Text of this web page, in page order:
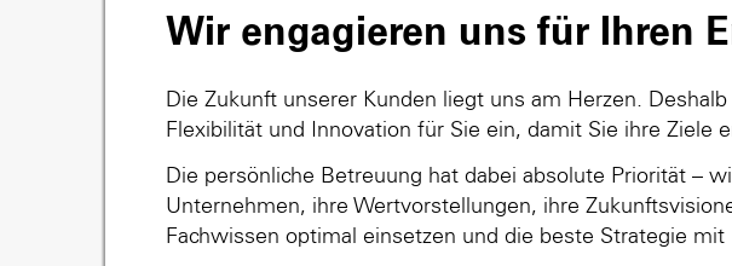
Wir engagieren uns für Ihren
Die Zukunft unserer Kunden liegt uns am Herzen.
Flexibilität und Innovation für Sie ein, damit Sie ihre Ziele
Die persönliche Betreuung hat dabei absolute Priorität –
Unternehmen, ihre Wertvorstellungen, ihre
Fachwissen optimal einsetzen und die beste Strategie mit